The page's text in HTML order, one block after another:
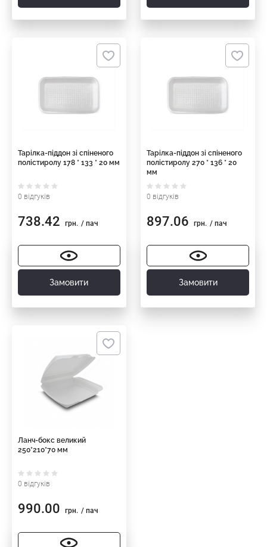
Тарілка-піддон зі спіненого
полістиролу 178 * 133 * 20 мм
0 відгуків
738.42 грн. / пач
Замовити
Тарілка-піддон зі спіненого
полістиролу 270 * 136 * 20
мм
0 відгуків
897.06 грн. / пач
Замовити
Ланч-бокс великий
250*210*70 мм
0 відгуків
990.00 грн. / пач